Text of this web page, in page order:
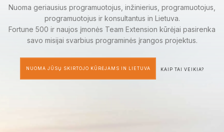
Nuoma geriausius programuotojus, inžinierius, programuotojus,
programuotojus ir konsultantus in Lietuva.
Fortune 500 ir naujos įmonės Team Extension kūrėjai pasirenka
savo misijai svarbius programinės įrangos projektus.
NUOMA JŪSŲ SKIRTOJO KŪRĖJAMS IN LIETUVA KAIP TAI VEIKIA?